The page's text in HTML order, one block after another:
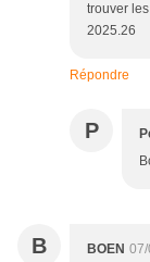
trouver
2025.26
Répondre
P
B BOEN